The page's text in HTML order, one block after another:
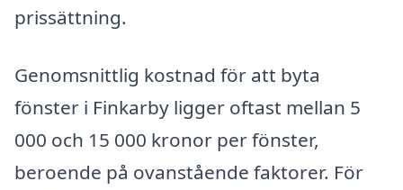
prissättning.
Genomsnittlig kostnad för att byta
fönster i Finkarby ligger oftast mellan 5
000 och 15 000 kronor per fönster,
beroende på ovanstående faktorer. För